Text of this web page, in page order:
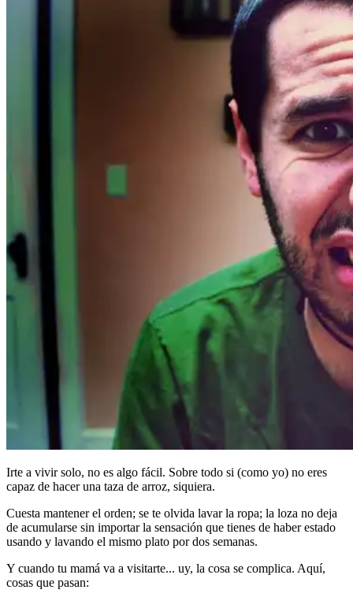
Irte a vivir solo, no es algo fácil. Sobre todo si (como yo) no eres
capaz de hacer una taza de arroz, siquiera.
Cuesta mantener el orden; se te olvida lavar la ropa; la loza no deja
de acumularse sin importar la sensación que tienes de haber estado
usando y lavando el mismo plato por dos semanas.
Y cuando tu mamá va a visitarte... uy, la cosa se complica. Aquí,
cosas que pasan: